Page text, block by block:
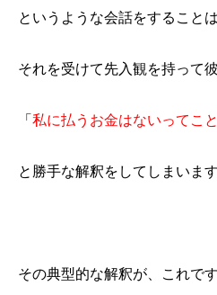
というような会話をすること
それを受けて先入観を持って
「 私に払うお金はないってこ
と勝手な解釈をしてしまいます
その典型的な解釈が、これです